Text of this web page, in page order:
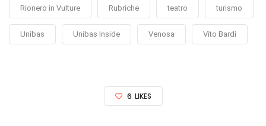
Rionero in Vulture Rubriche teatro turismo
Unibas Unibas Inside Venosa Vito Bardi
6 LIKES